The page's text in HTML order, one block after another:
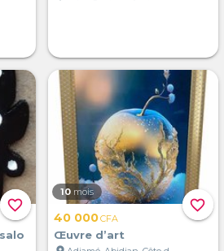
favorite_border favorite_border
10 mois
40 000CFA
Œuvre d’art